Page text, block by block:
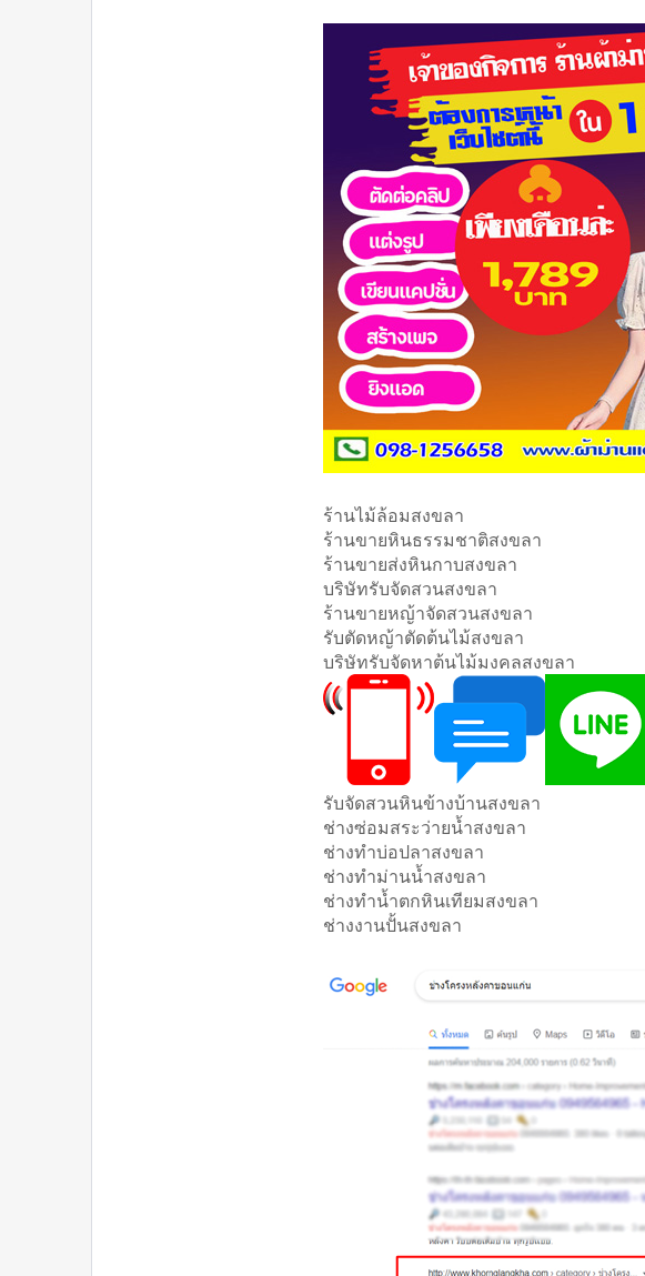
ร้านไม้ล้อมสงขลา
ร้านขายหินธรรมชาติสงขลา
ร้านขายส่งหินกาบสงขลา
บริษัทรับจัดสวนสงขลา
ร้านขายหญ้าจัดสวนสงขลา
รับตัดหญ้าตัดต้นไม้สงขลา
บริษัทรับจัดหาต้นไม้มงคลสงขลา
รับจัดสวนหินข้างบ้านสงขลา
ช่างซ่อมสระว่ายน้ำสงขลา
ช่างทำบ่อปลาสงขลา
ช่างทำม่านน้ำสงขลา
ช่างทำน้ำตกหินเทียมสงขลา
ช่างงานปั้นสงขลา